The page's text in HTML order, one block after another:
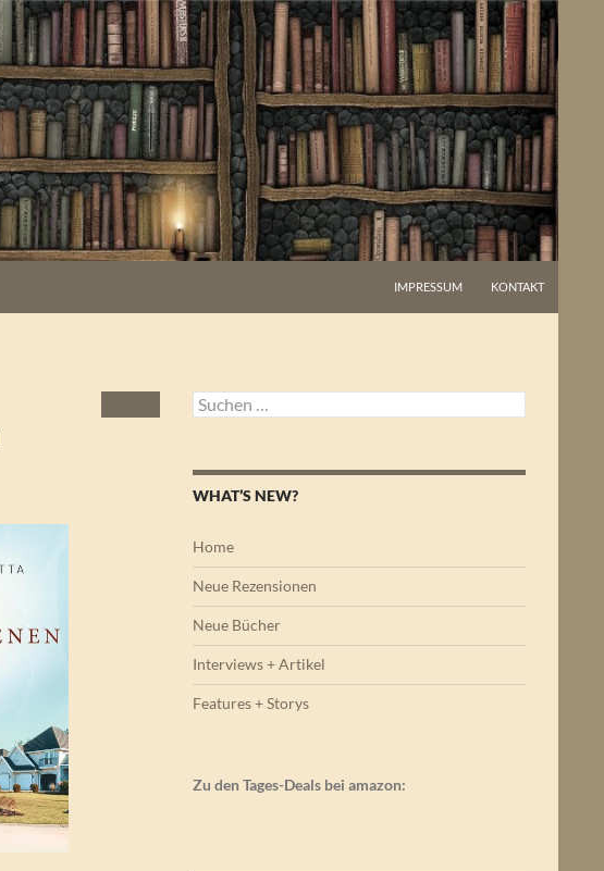
IMPRESSUM KONTAKT
Suchen
nach:
WHAT’S NEW?
Home
Neue Rezensionen
Neue Bücher
Interviews + Artikel
Features + Storys
Zu den Tages-Deals bei amazon: